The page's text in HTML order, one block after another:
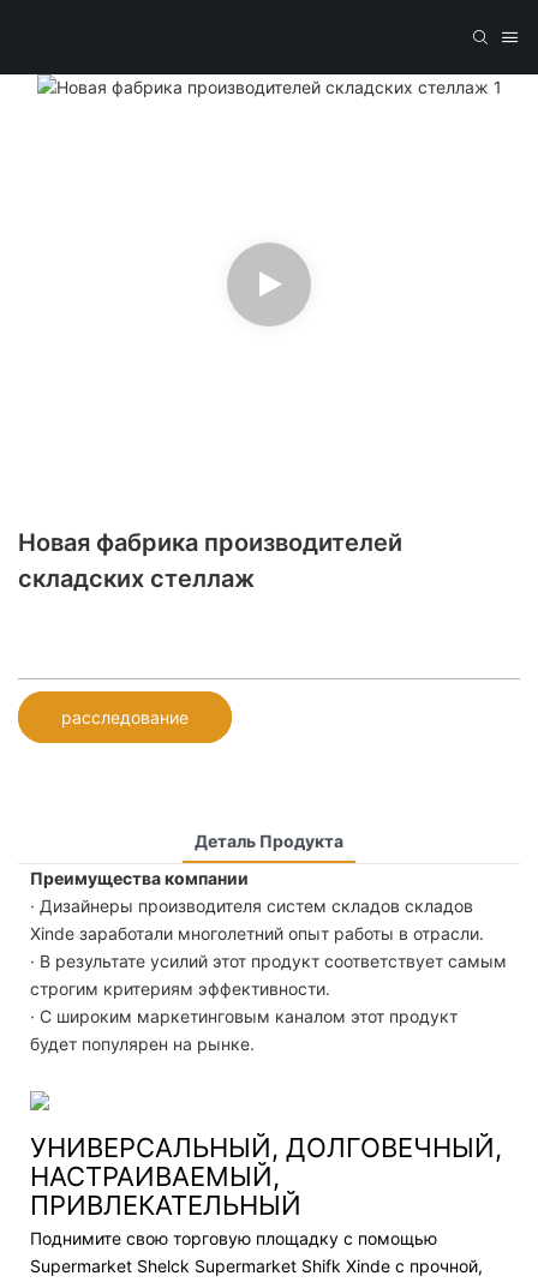
Новая фабрика производителей
складских стеллаж
расследование
Деталь Продукта
Преимущества компании
· Дизайнеры производителя систем складов складов
Xinde заработали многолетний опыт работы в отрасли.
· В результате усилий этот продукт соответствует самым
строгим критериям эффективности.
· С широким маркетинговым каналом этот продукт
будет популярен на рынке.
УНИВЕРСАЛЬНЫЙ, ДОЛГОВЕЧНЫЙ,
НАСТРАИВАЕМЫЙ,
ПРИВЛЕКАТЕЛЬНЫЙ
Поднимите свою торговую площадку с помощью
Supermarket Shelck Supermarket Shifk Xinde с прочной,